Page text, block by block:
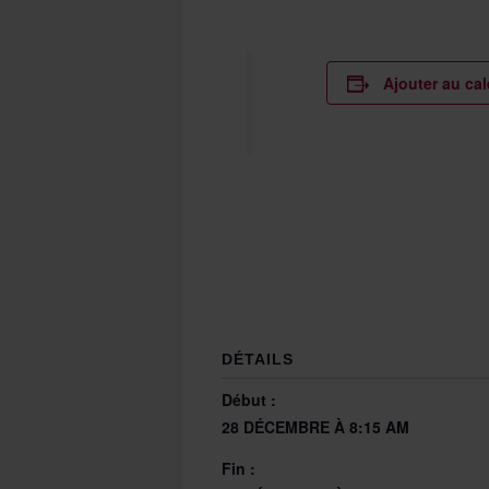
Ajouter au
DÉTAILS
Début :
28 DÉCEMBRE À 8:15 AM
Fin :